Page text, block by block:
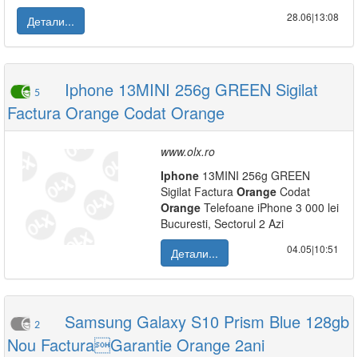
Детали...
28.06|13:08
5
Iphone 13MINI 256g GREEN Sigilat
Factura Orange Codat Orange
www.olx.ro
Iphone 13MINI 256g GREEN
Sigilat Factura Orange Codat
Orange Telefoane iPhone 3 000 lei
Bucuresti, Sectorul 2 Azi
Детали...
04.05|10:51
2
Samsung Galaxy S10 Prism Blue 128gb
Nou FacturaGarantie Orange 2ani